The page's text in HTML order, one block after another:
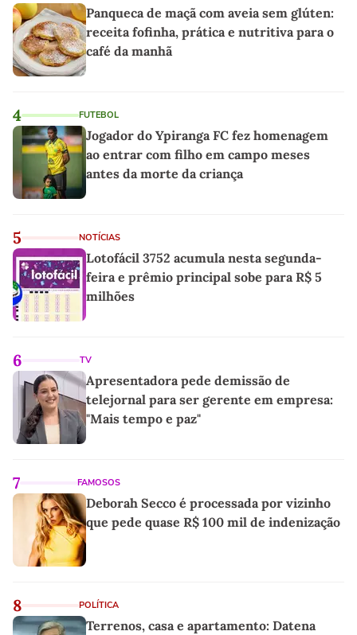
Panqueca de maçã com aveia sem glúten:
receita fofinha, prática e nutritiva para o
café da manhã
4 FUTEBOL
Jogador do Ypiranga FC fez homenagem
ao entrar com filho em campo meses
antes da morte da criança
5 NOTÍCIAS
Lotofácil 3752 acumula nesta segunda-
feira e prêmio principal sobe para R$ 5
milhões
6 TV
Apresentadora pede demissão de
telejornal para ser gerente em empresa:
"Mais tempo e paz"
7 FAMOSOS
Deborah Secco é processada por vizinho
que pede quase R$ 100 mil de indenização
8 POLÍTICA
Terrenos, casa e apartamento: Datena